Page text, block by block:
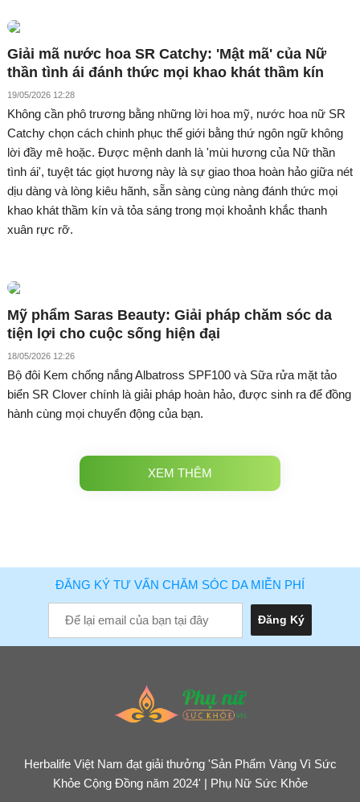
Giải mã nước hoa SR Catchy: 'Mật mã' của Nữ
thần tình ái đánh thức mọi khao khát thầm kín
19/05/2026 12:28
Không cần phô trương bằng những lời hoa mỹ, nước hoa nữ SR
Catchy chọn cách chinh phục thế giới bằng thứ ngôn ngữ không
lời đầy mê hoặc. Được mệnh danh là 'mùi hương của Nữ thần
tình ái', tuyệt tác giọt hương này là sự giao thoa hoàn hảo giữa nét
dịu dàng và lòng kiêu hãnh, sẵn sàng cùng nàng đánh thức mọi
khao khát thầm kín và tỏa sáng trong mọi khoảnh khắc thanh
xuân rực rỡ.
Mỹ phẩm Saras Beauty: Giải pháp chăm sóc da
tiện lợi cho cuộc sống hiện đại
18/05/2026 12:26
Bộ đôi Kem chống nắng Albatross SPF100 và Sữa rửa mặt tảo
biển SR Clover chính là giải pháp hoàn hảo, được sinh ra để đồng
hành cùng mọi chuyển động của bạn.
XEM THÊM
ĐĂNG KÝ TƯ VẤN CHĂM SÓC DA MIỄN PHÍ
Herbalife Việt Nam đạt giải thưởng 'Sản Phẩm Vàng Vì Sức
Khỏe Cộng Đồng năm 2024' | Phụ Nữ Sức Khỏe